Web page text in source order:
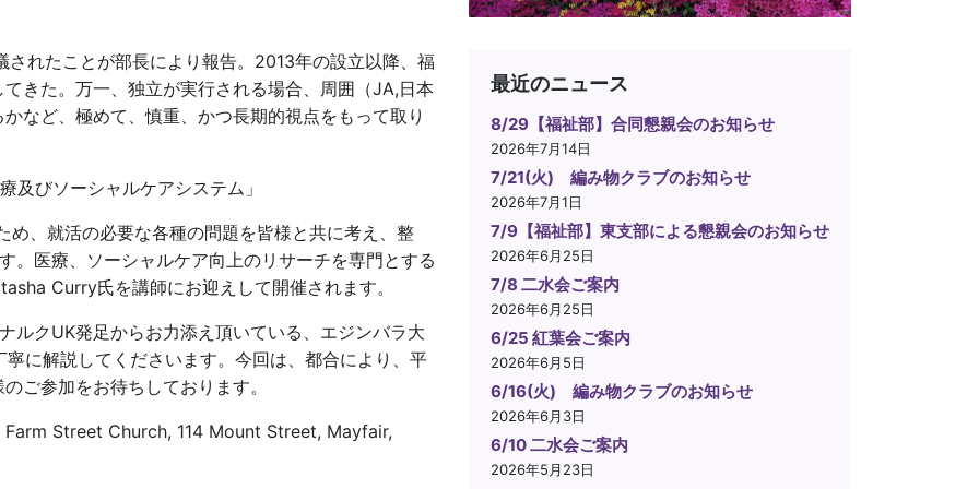
れたことが部長により報告。2013年の設立以降、福
きた。万一、独立が実行される場合、周囲（JA,日本
など、極めて、慎重、かつ長期的視点をもって取り
及びソーシャルケアシステム」
、就活の必要な各種の問題を皆様と共に考え、整
。医療、ソーシャルケア向上のリサーチを専門とする
Curry氏を講師にお迎えして開催されます。
ルクUK発足からお力添え頂いている、エジンバラ大
に解説してくださいます。今回は、都合により、平
ご参加をお待ちしております。
Farm Street Church, 114 Mount Street, Mayfair,
最近のニュース
8/29【福祉部】合同懇親会のお知らせ
2026年7月14日
7/21(火) 編み物クラブのお知らせ
2026年7月1日
7/9【福祉部】東支部による懇親会のお知らせ
2026年6月25日
7/8 二水会ご案内
2026年6月25日
6/25 紅葉会ご案内
2026年6月5日
6/16(火) 編み物クラブのお知らせ
2026年6月3日
6/10 二水会ご案内
2026年5月23日